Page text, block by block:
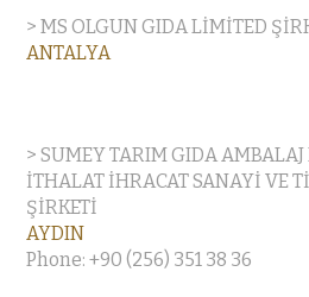
> MS OLGUN GIDA LİMİTED
ANTALYA
> SUMEY TARIM GIDA
İTHALAT İHRACAT SANAYİ VE
ŞİRKETİ
AYDIN
Phone: +90 (256) 351 38 36